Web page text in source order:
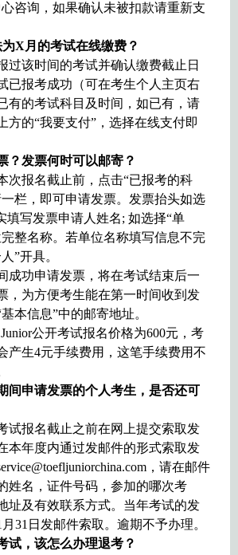
咨询，如果确认未被扣款请重新支
X月的考试在线缴费？
过该时间的考试并确认缴费截止日
已报考成功（可在考生个人主页右
有的考试科目及时间，如已有，请
方的“我要支付”，选择在线支付即
？发票何时可以邮寄？
次报名截止前，点击“已报考的科
栏，即可申请发票。发票抬头如选
填写发票申请人姓名; 如选择“单
整名称。若单位名称填写信息不完
”开具。
成功申请发票，将在考试结束后一
，为方便考生能在第一时间收到发
本信息”中的邮寄地址。
公开考试报名价格为600元，考
产生4元手续费用，这笔手续费用不
间申请发票的个人考生，是否还可
试报名截止之前在网上提交索取发
本年度内通过发邮件的形式索取发
，请在邮件
姓名，证件号码，参加的哪次考
址及有效联系方式。当年考试的发
31日发邮件索取。逾期不予办理。
试，该怎么办理退考？